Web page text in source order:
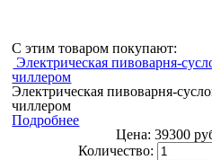
С этим товаром покупают:
Электрическая пивоварня-
чиллером
Электрическая пивоварня-
чиллером
Подробнее
Цена: 39300
Количество: